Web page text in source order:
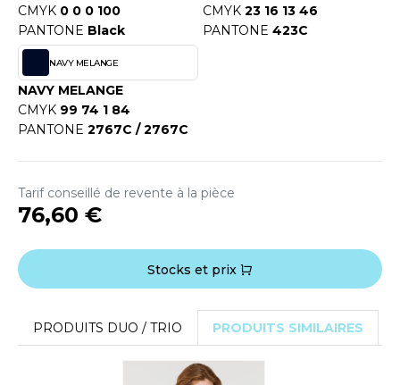
SHIRT
SHIRT
PROFESSIONNELLE
- BLOUSON
COOL
HOODS
T'S
SERIE
CMYK 0 0 0 100
PANTONE Black
CMYK 23 16 13 46
PANTONE 423C
NAVY MELANGE
NAVY MELANGE
CMYK 99 74 1 84
PANTONE 2767C / 2767C
Tarif conseillé de revente à la pièce
76,60 €
Stocks et prix
PRODUITS DUO / TRIO PRODUITS SIMILAIRES